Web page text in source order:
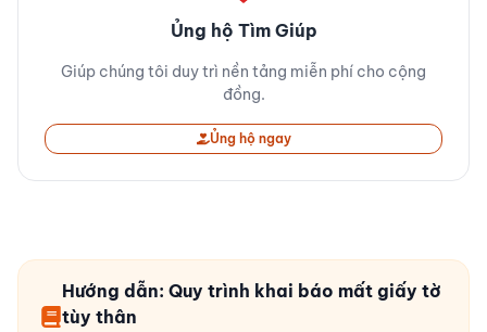
Ủng hộ Tìm Giúp
Giúp chúng tôi duy trì nền tảng miễn phí cho cộng
đồng.
Ủng hộ ngay
Hướng dẫn: Quy trình khai báo mất giấy tờ
tùy thân